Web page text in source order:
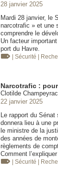
28 janvier 2025
Mardi 28 janvier, le
narcotrafic » et une
comprendre le
Un facteur
port du Havre.
| Sécurité |
Narcotrafic :
Clotilde
22 janvier 2025
Le rapport du
donnera lieu à une
le ministre de la
des années de
règlements de
Comment
| Sécurité |